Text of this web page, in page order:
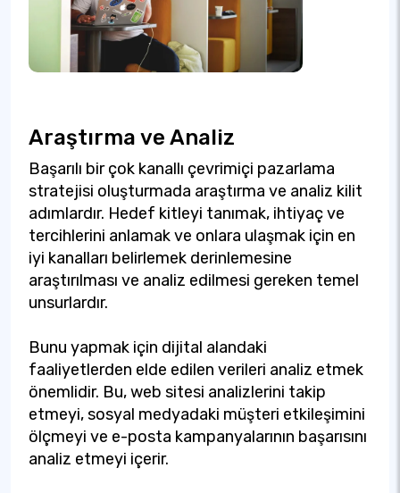
Araştırma ve Analiz
Başarılı bir çok kanallı çevrimiçi pazarlama
stratejisi oluşturmada araştırma ve analiz kilit
adımlardır. Hedef kitleyi tanımak, ihtiyaç ve
tercihlerini anlamak ve onlara ulaşmak için en
iyi kanalları belirlemek derinlemesine
araştırılması ve analiz edilmesi gereken temel
unsurlardır.
Bunu yapmak için dijital alandaki
faaliyetlerden elde edilen verileri analiz etmek
önemlidir. Bu, web sitesi analizlerini takip
etmeyi, sosyal medyadaki müşteri etkileşimini
ölçmeyi ve e-posta kampanyalarının başarısını
analiz etmeyi içerir.